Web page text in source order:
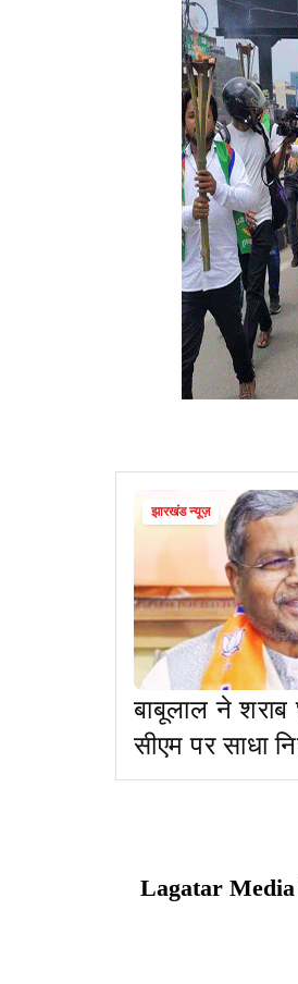
झारखंड न्यूज़
बाबूलाल ने
सीएम पर साधा
बहुत बड़ी है
Lagatar Media